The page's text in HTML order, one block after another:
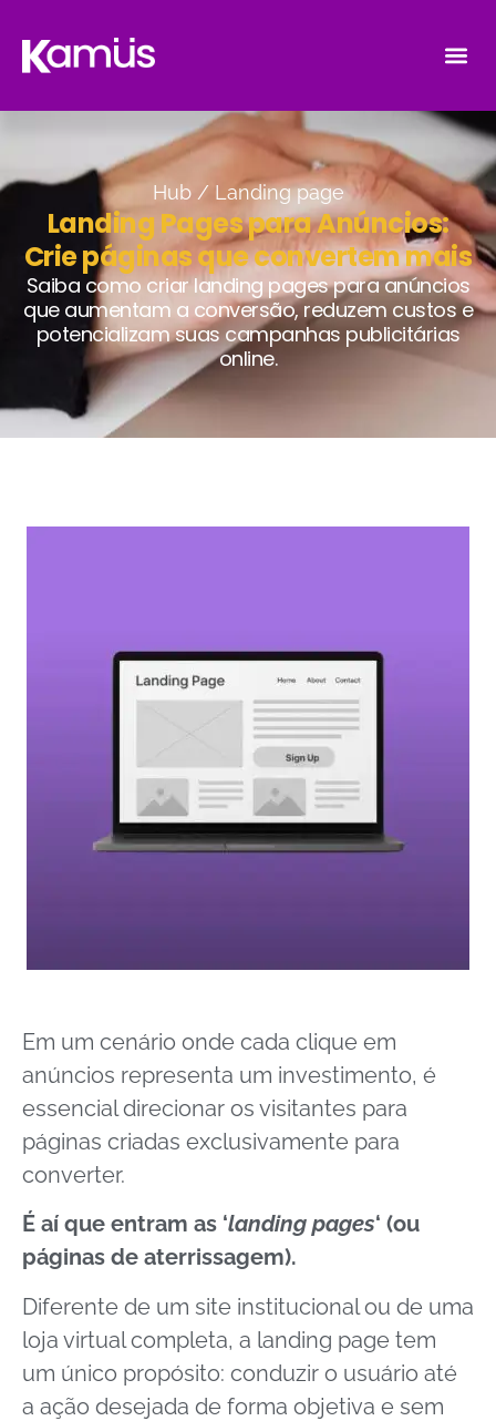
Hub / Landing page
Landing Pages para Anúncios:
Crie páginas que convertem mais
Saiba como criar landing pages para anúncios
que aumentam a conversão, reduzem custos e
potencializam suas campanhas publicitárias
online.
Em um cenário onde cada clique em
anúncios representa um investimento, é
essencial direcionar os visitantes para
páginas criadas exclusivamente para
converter.
É aí que entram as ‘landing pages‘ (ou
páginas de aterrissagem).
Diferente de um site institucional ou de uma
loja virtual completa, a landing page tem
um único propósito: conduzir o usuário até
a ação desejada de forma objetiva e sem